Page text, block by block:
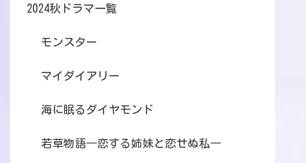
2024秋ドラマ一覧
モンスター
マイダイアリー
海に眠るダイヤモンド
若草物語―恋する姉妹と恋せぬ私―